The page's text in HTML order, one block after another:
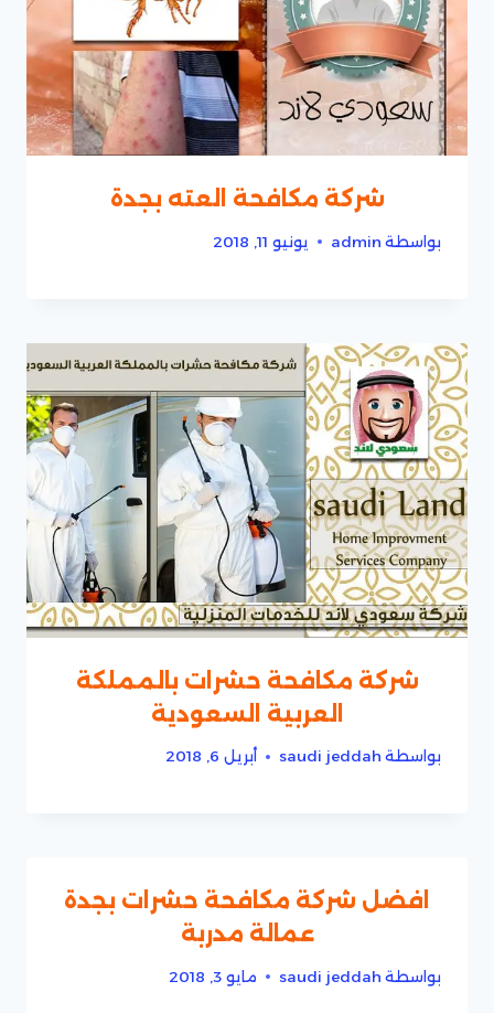
شركة مكافحة العته بجدة
بواسطة admin يونيو 11, 2018
شركة مكافحة حشرات بالمملكة
العربية السعودية
بواسطة saudi jeddah أبريل 6, 2018
افضل شركة مكافحة حشرات بجدة
عمالة مدربة
بواسطة saudi jeddah مايو 3, 2018